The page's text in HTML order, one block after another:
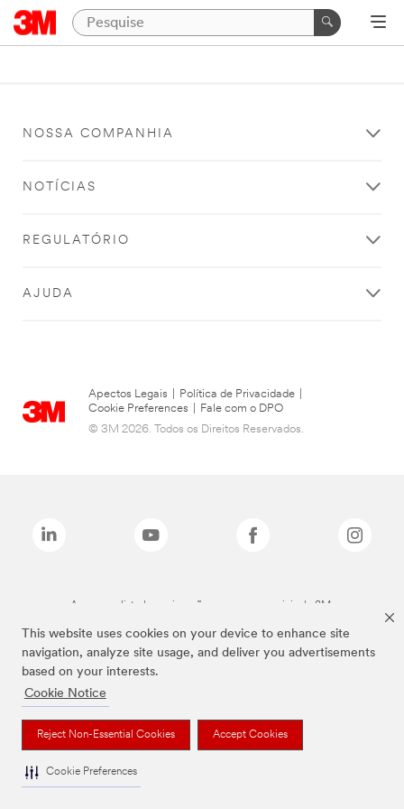
This website uses cookies on your device to enhance site
navigation, analyze site usage, and deliver you advertisements
based on your interests.
Cookie Notice
Reject Non-Essential Cookies Accept Cookies
Cookie Preferences
NOSSA COMPANHIA
NOTÍCIAS
REGULATÓRIO
AJUDA
Apectos Legais Política de Privacidade
Cookie Preferences
Fale com o DPO
© 3M 2026. Todos os Direitos Reservados.
As marcas listadas a cima são marcas comerciais da 3M.